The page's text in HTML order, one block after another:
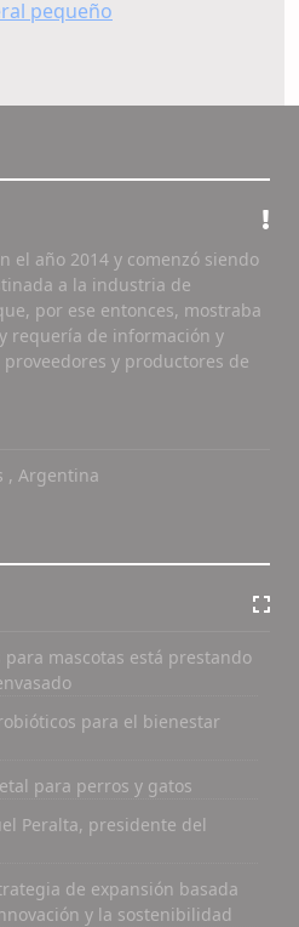
el año 2014 y comenzó siendo
a la industria de
por ese entonces, mostraba
requería de información y
y productores de
, Argentina
mascotas está prestando
para el bienestar
para perros y gatos
Peralta, presidente del
de expansión basada
y la sostenibilidad